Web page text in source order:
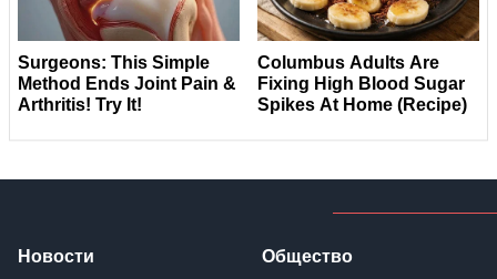
Новости Общество